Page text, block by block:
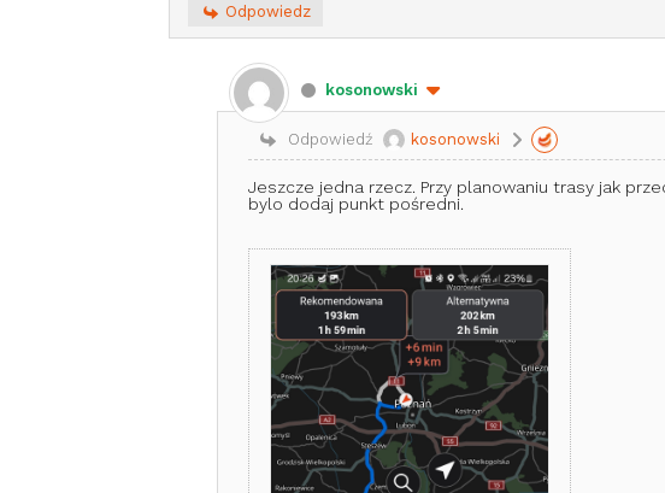
Odpowiedz
kosonowski
Odpowiedź kosonowski
Jeszcze jedna rzecz. Przy planowaniu trasy jak
bylo dodaj punkt pośredni.